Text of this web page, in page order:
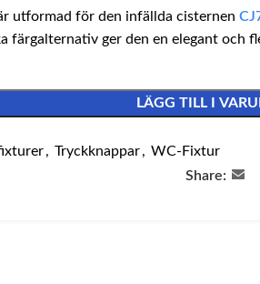
utformad för den infällda cisternen
färgalternativ ger den en elegant och
LÄGG TILL I
, Tryckknappar, WC-Fixtur
Share: